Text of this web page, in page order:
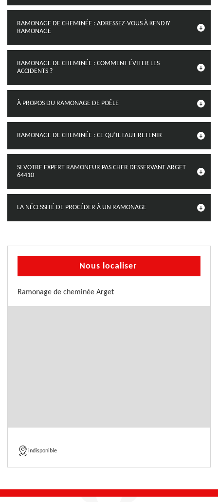
RAMONAGE DE CHEMINÉE : ADRESSEZ-VOUS À KENDJY
RAMONAGE
RAMONAGE DE CHEMINÉE : COMMENT ÉVITER LES
ACCIDENTS ?
À PROPOS DU RAMONAGE DE POÊLE
RAMONAGE DE CHEMINÉE : CE QU’IL FAUT RETENIR
SI VOTRE EXPERT RAMONEUR PAS CHER DESSERVANT ARGET
64410
LA NÉCESSITÉ DE PROCÉDER À UN RAMONAGE
Nous localiser
Ramonage de cheminée Arget
indisponible